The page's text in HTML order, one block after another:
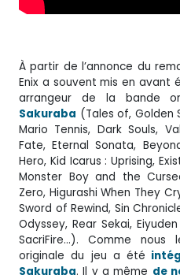
À partir de l’annonce du
Enix a souvent mis en avant
arrangeur de la bande
Sakuraba (Tales of, Golden
Mario Tennis, Dark Souls,
Fate, Eternal Sonata,
Hero, Kid Icarus : Uprising,
Monster Boy and the
Zero, Higurashi When They
Sword of Rewind, Sin
Odyssey, Rear Sekai,
SacriFire…). Comme
originale du jeu a été
Sakuraba. Il y a même de